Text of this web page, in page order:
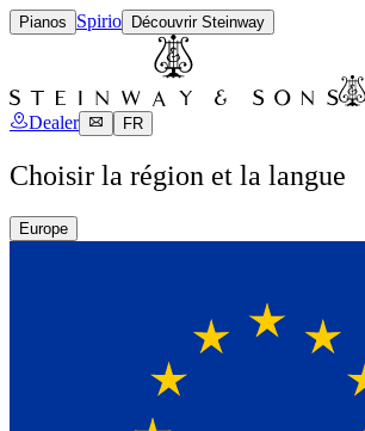
Pianos Spirio Découvrir Steinway
Dealer FR
Choisir la région et la langue
Europe